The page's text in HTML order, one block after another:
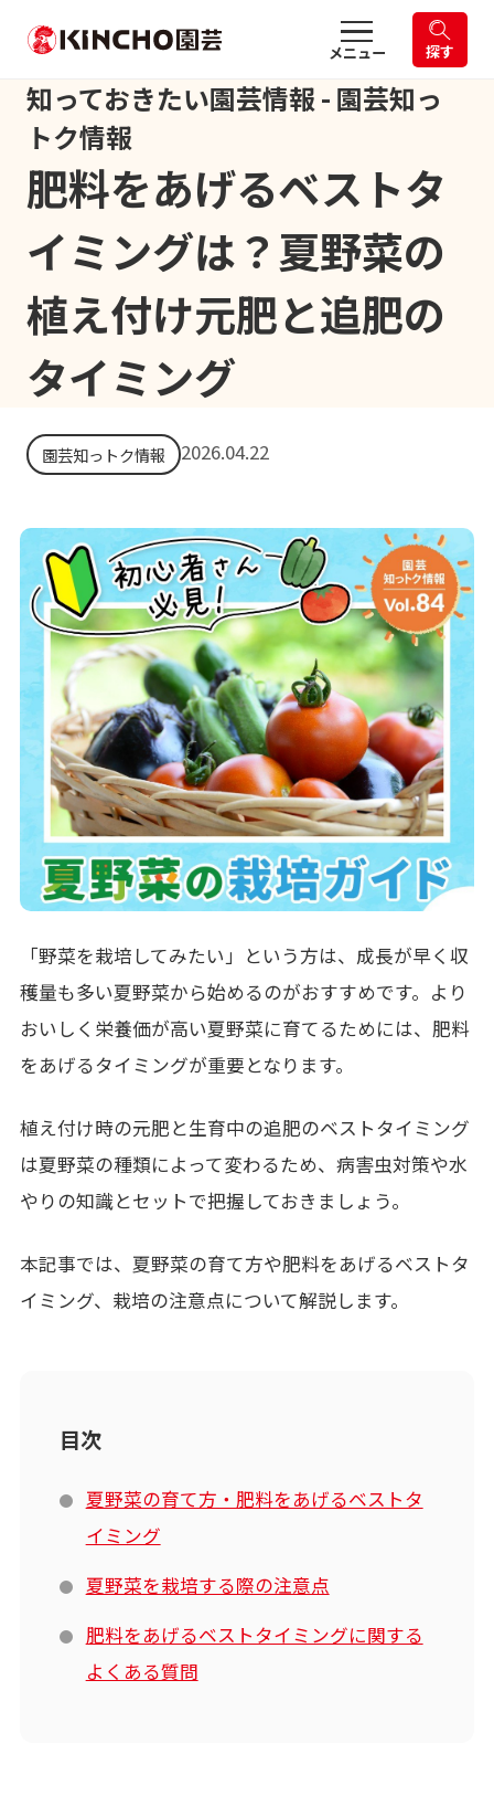
メニュー 探す
知っておきたい園芸情報 - 園芸知っ
トク情報
肥料をあげるベストタ
イミングは？夏野菜の
植え付け元肥と追肥の
タイミング
園芸知っトク情報 2026.04.22
「野菜を栽培してみたい」という方は、成長が早く収
穫量も多い夏野菜から始めるのがおすすめです。より
おいしく栄養価が高い夏野菜に育てるためには、肥料
をあげるタイミングが重要となります。
植え付け時の元肥と生育中の追肥のベストタイミング
は夏野菜の種類によって変わるため、病害虫対策や水
やりの知識とセットで把握しておきましょう。
本記事では、夏野菜の育て方や肥料をあげるベストタ
イミング、栽培の注意点について解説します。
目次
夏野菜の育て方・肥料をあげるベストタ
イミング
夏野菜を栽培する際の注意点
肥料をあげるベストタイミングに関する
よくある質問